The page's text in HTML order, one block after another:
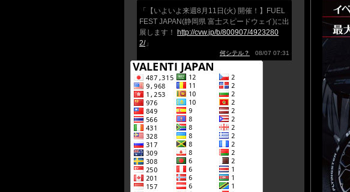
「【いよいよ来週8月11日(火) 開催！】FUEL
FEST JAPAN(静岡県 富士スピードウェイ)に出
展します！
http://cvw.jp/b/800907/4923280
2/」
何シテル？ 08/07 07:31